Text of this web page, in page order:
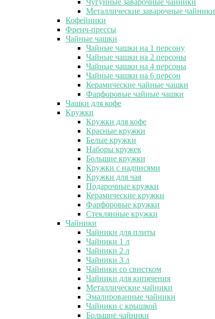
Металлические заварочные чайники
Кофейники
Френч-прессы
Чайные чашки
Чайные чашки на 1 персону
Чайные чашки на 2 персоны
Чайные чашки на 4 персоны
Чайные чашки на 6 персон
Керамические чайные чашки
Фарфоровые чайные чашки
Чашки для кофе
Кружки
Кружки для кофе
Красные кружки
Белые кружки
Наборы кружек
Большие кружки
Кружки с надписями
Кружки для чая
Подарочные кружки
Керамические кружки
Фарфоровые кружки
Стеклянные кружки
Чайники
Чайники для плиты
Чайники 1 л
Чайники 2 л
Чайники 3 л
Чайники со свистком
Чайники для кипячения
Металлические чайники
Эмалированные чайники
Чайники с крышкой
Большие чайники